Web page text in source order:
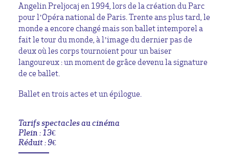
Angelin Preljocaj en 1994, lors de la création du Parc
pour l’Opéra national de Paris. Trente ans plus tard, le
monde a encore changé mais son ballet intemporel a
fait le tour du monde, à l’image du dernier pas de
deux où les corps tournoient pour un baiser
langoureux : un moment de grâce devenu la signature
de ce ballet.
Ballet en trois actes et un épilogue.
Tarifs spectacles au cinéma
Plein : 13€
Réduit : 9€